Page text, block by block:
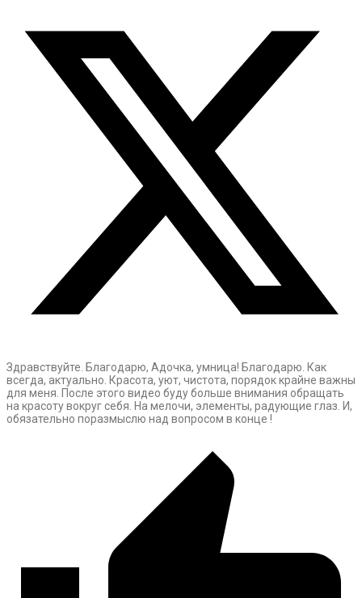
Здравствуйте. Благодарю, Адочка, умница! Благодарю. Как
всегда, актуально. Красота, уют, чистота, порядок крайне важны
для меня. После этого видео буду больше внимания обращать
на красоту вокруг себя. На мелочи, элементы, радующие глаз. И,
обязательно поразмыслю над вопросом в конце !